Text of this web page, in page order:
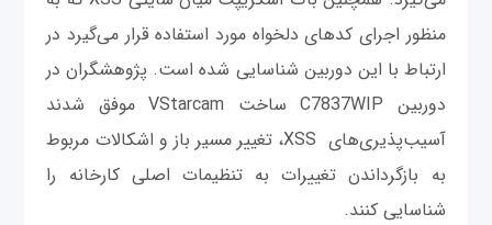
منظور اجرای کدهای دلخواه مورد استفاده قرار می‌گیرد در
ارتباط با این دوربین شناسایی شده است. پژوهشگران در
دوربین C7837WIP ساخت VStarcam موفق شدند
آسیب‌پذیری‌های XSS، تغییر مسیر باز و اشکالات مربوط
به بازگرداندن تغییرات به تنظیمات اصلی کارخانه را
شناسایی کنند.